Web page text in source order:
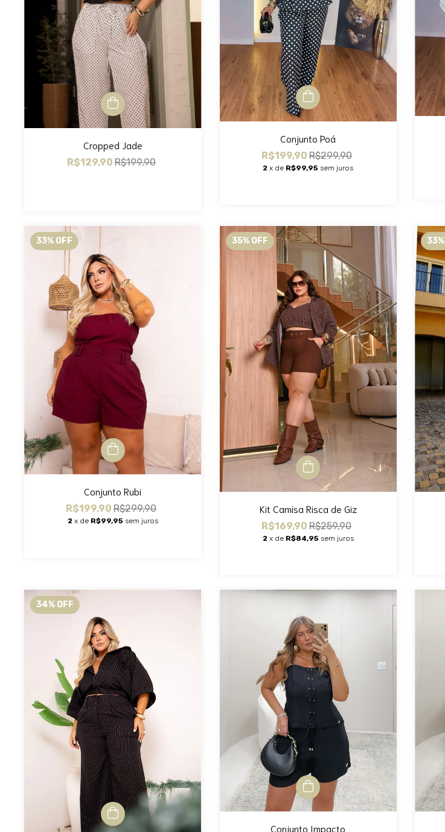
Cropped Jade
R$129,90R$199,90
Conjunto Poá
R$199,90R$299,90
2 x de R$99,95 sem juros
33% OFF
Conjunto Rubi
R$199,90R$299,90
2 x de R$99,95 sem juros
35% OFF
Kit Camisa Risca de Giz
R$169,90R$259,90
2 x de R$84,95 sem juros
33%
34% OFF
Conjunto Impacto